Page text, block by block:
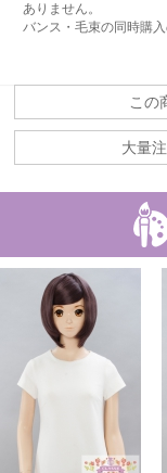
ありません。
バンス・毛束の同時購
この
大量